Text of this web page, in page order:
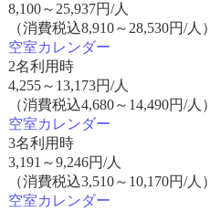
8,100～ 25,937円/人
（消費税込8,910～28,530円/人）
空室カレンダー
2名利用時
4,255～ 13,173円/人
（消費税込4,680～14,490円/人）
空室カレンダー
3名利用時
3,191 ～9,246円/人
（消費税込3,510～10,170円/人）
空室カレンダー